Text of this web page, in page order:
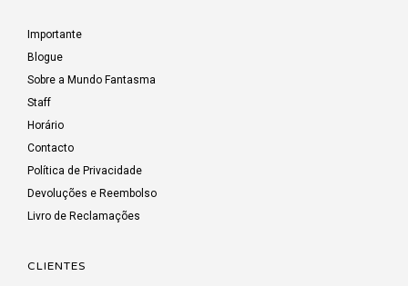
Importante
Blogue
Sobre a Mundo Fantasma
Staff
Horário
Contacto
Política de Privacidade
Devoluções e Reembolso
Livro de Reclamações
CLIENTES